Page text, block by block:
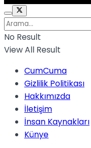
No Result
View All Result
CumCuma
Gizlilik Politikası
Hakkımızda
İletişim
İnsan Kaynakları
Künye